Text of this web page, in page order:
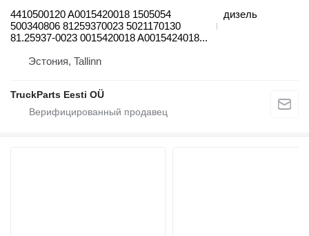
4410500120 A0015420018 1505054
500340806 81259370023 5021170130
81.25937-0023 0015420018 A0015424018...
дизель
Эстония, Tallinn
TruckParts Eesti OÜ